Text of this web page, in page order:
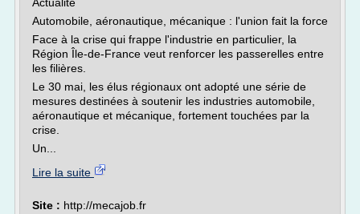
Automobile, aéronautique, mécanique : l'union fait la force
Face à la crise qui frappe l'industrie en particulier, la
Région Île-de-France veut renforcer les passerelles entre
les filières.
Le 30 mai, les élus régionaux ont adopté une série de
mesures destinées à soutenir les industries automobile,
aéronautique et mécanique, fortement touchées par la
crise.
Un...
Lire la suite
Site : http://mecajob.fr